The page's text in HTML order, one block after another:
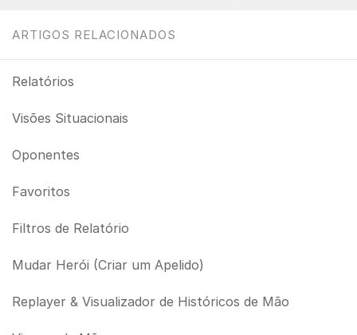
ARTIGOS RELACIONADOS
Relatórios
Visões Situacionais
Oponentes
Favoritos
Filtros de Relatório
Mudar Herói (Criar um Apelido)
Replayer & Visualizador de Históricos de Mão